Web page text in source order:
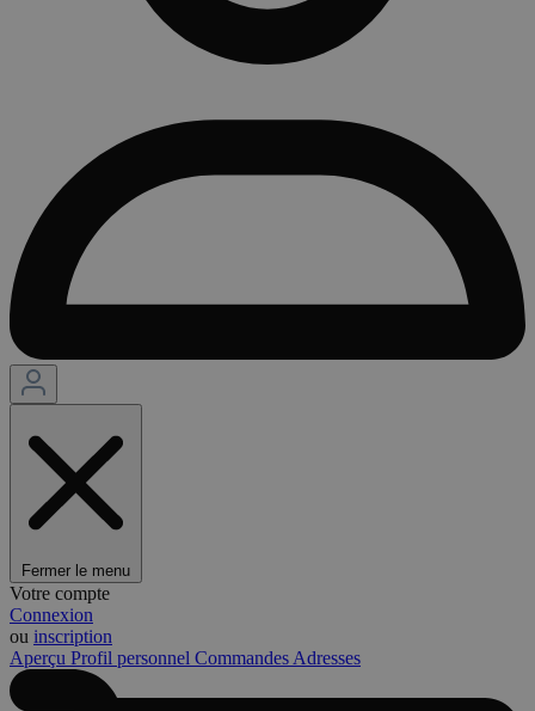
Fermer le menu
Votre compte
Connexion
ou inscription
Aperçu Profil personnel Commandes Adresses